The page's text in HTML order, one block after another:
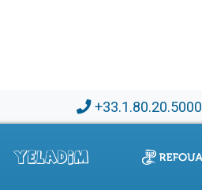
+33.1.80.20.5000